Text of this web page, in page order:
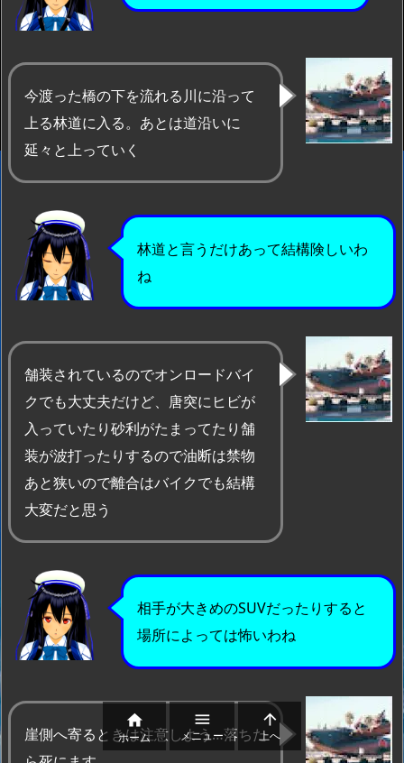
今渡った橋の下を流れる川に沿って
上る林道に入る。あとは道沿いに
延々と上っていく
林道と言うだけあって結構険しいわ
ね
舗装されているのでオンロードバイ
クでも大丈夫だけど、唐突にヒビが
入っていたり砂利がたまってたり舗
装が波打ったりするので油断は禁物
あと狭いので離合はバイクでも結構
大変だと思う
相手が大きめのSUVだったりすると
場所によっては怖いわね
崖側へ寄るときは注意しよう…落ちた

ホーム

メニュー

上へ